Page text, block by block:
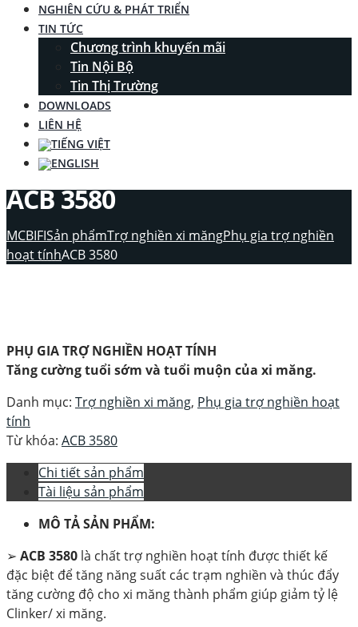
NGHIÊN CỨU & PHÁT TRIỂN
TIN TỨC
Chương trình khuyến mãi
Tin Nội Bộ
Tin Thị Trường
DOWNLOADS
LIÊN HỆ
ACB 3580
MCBIFISản phẩmTrợ nghiền xi măngPhụ gia trợ nghiền
hoạt tínhACB 3580
PHỤ GIA TRỢ NGHIỀN HOẠT TÍNH
Tăng cường tuổi sớm và tuổi muộn của xi măng.
Danh mục: Trợ nghiền xi măng, Phụ gia trợ nghiền hoạt
tính
Từ khóa: ACB 3580
Chi tiết sản phẩm
Tài liệu sản phẩm
MÔ TẢ SẢN PHẨM:
➢ ACB 3580 là chất trợ nghiền hoạt tính được thiết kế
đặc biệt để tăng năng suất các trạm nghiền và thúc đẩy
tăng cường độ cho xi măng thành phẩm giúp giảm tỷ lệ
Clinker/ xi măng.